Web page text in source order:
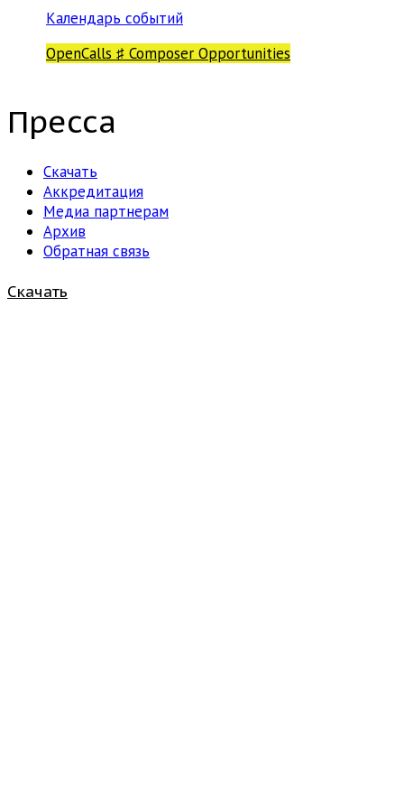
Календарь событий
OpenCalls ♯ Composer Opportunities
Пресса
Скачать
Аккредитация
Медиа партнерам
Архив
Обратная связь
Скачать